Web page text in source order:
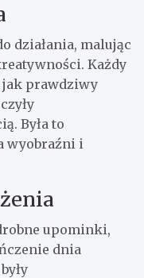
działania, malując
Każdy
jak prawdziwy
Była to
wyobraźni i
upominki,
dnia